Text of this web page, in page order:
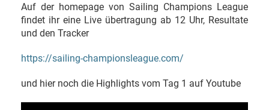
Auf der homepage von Sailing Champions League
findet ihr eine Live übertragung ab 12 Uhr, Resultate
und den Tracker
https://sailing-championsleague.com/
und hier noch die Highlights vom Tag 1 auf Youtube